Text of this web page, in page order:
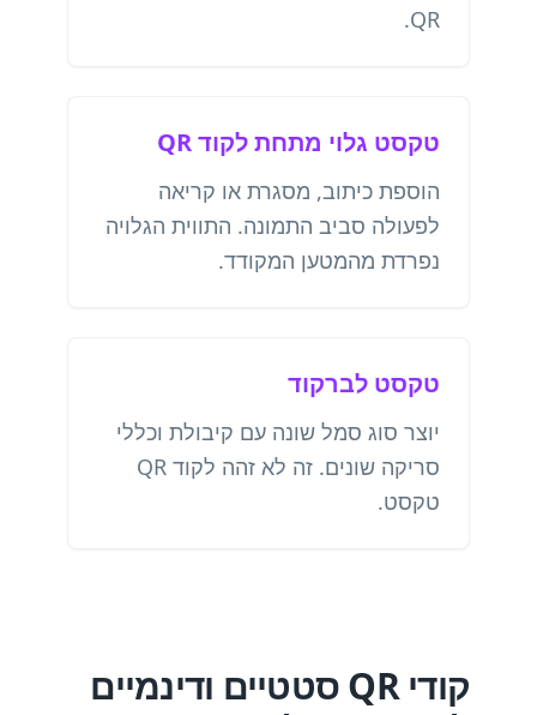
QR.
טקסט גלוי מתחת לקוד QR
הוספת כיתוב, מסגרת או קריאה
לפעולה סביב התמונה. התווית הגלויה
נפרדת מהמטען המקודד.
טקסט לברקוד
יוצר סוג סמל שונה עם קיבולת וכללי
סריקה שונים. זה לא זהה לקוד QR
טקסט.
קודי QR סטטיים ודינמיים